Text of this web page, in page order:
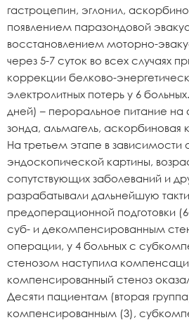
гастроцепин, эглонил,
появлением паразондовой
восстановлением моторно-
через 5-7 суток во всех случаях
коррекции белково-
электролитных потерь у 6
дней) – пероральное питание
зонда, альмагель, аскорбиновая
На третьем этапе в зависимости
эндоскопической картины,
сопутствующих заболеваний и
разрабатывали дальнейшую
предоперационной подготовки
суб- и декомпенсированным
операции, у 4 больных с
стенозом наступила
компенсированный стеноз
Десяти пациентам (вторая
компенсированным (3),